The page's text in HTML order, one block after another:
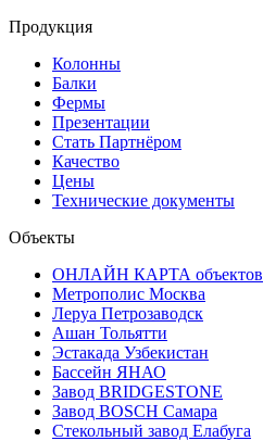
Продукция
Колонны
Балки
Фермы
Презентации
Стать Партнёром
Качество
Цены
Технические документы
Объекты
ОНЛАЙН КАРТА объектов
Метрополис Москва
Леруа Петрозаводск
Ашан Тольятти
Эстакада Узбекистан
Бассейн ЯНАО
Завод BRIDGESTONE
Завод BOSCH Самара
Стекольный завод Елабуга